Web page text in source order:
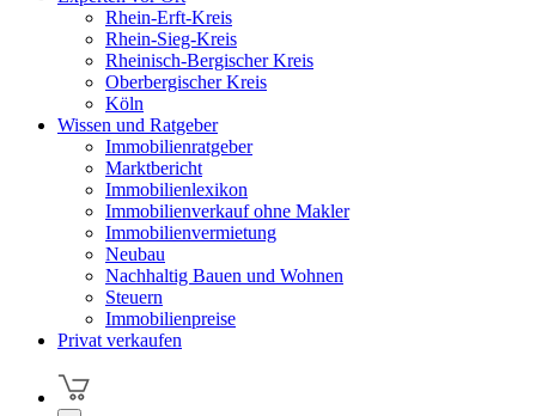
Rhein-Erft-Kreis
Rhein-Sieg-Kreis
Rheinisch-Bergischer Kreis
Oberbergischer Kreis
Köln
Wissen und Ratgeber
Immobilienratgeber
Marktbericht
Immobilienlexikon
Immobilienverkauf ohne Makler
Immobilienvermietung
Neubau
Nachhaltig Bauen und Wohnen
Steuern
Immobilienpreise
Privat verkaufen